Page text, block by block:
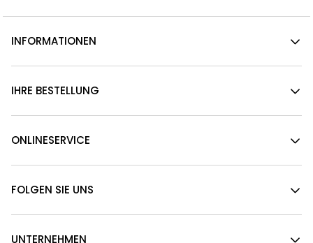
INFORMATIONEN
IHRE BESTELLUNG
ONLINESERVICE
FOLGEN SIE UNS
UNTERNEHMEN